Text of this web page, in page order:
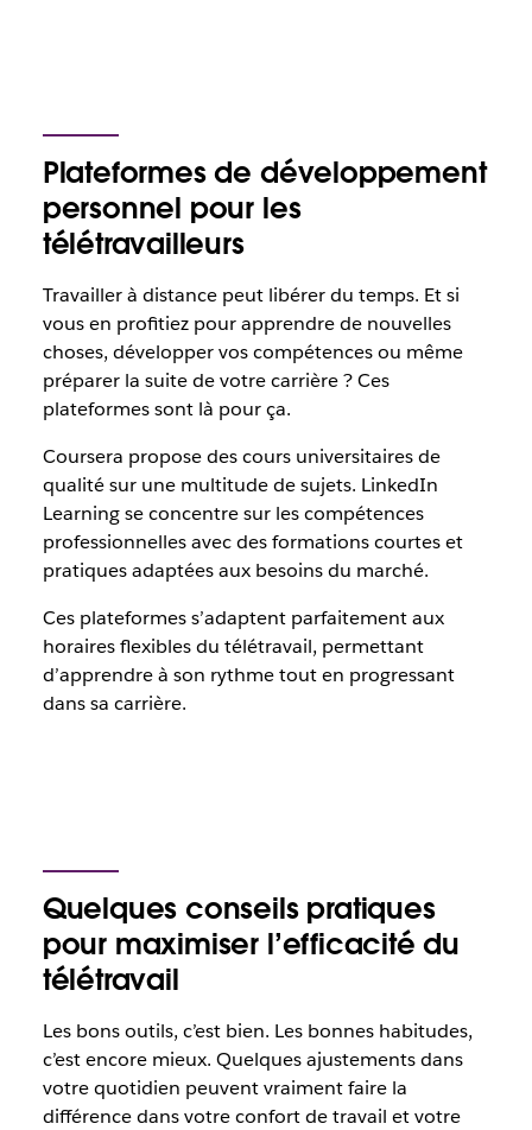
Plateformes de développement
personnel pour les
télétravailleurs
Travailler à distance peut libérer du temps. Et si
vous en profitiez pour apprendre de nouvelles
choses, développer vos compétences ou même
préparer la suite de votre carrière ? Ces
plateformes sont là pour ça.
Coursera propose des cours universitaires de
qualité sur une multitude de sujets. LinkedIn
Learning se concentre sur les compétences
professionnelles avec des formations courtes et
pratiques adaptées aux besoins du marché.
Ces plateformes s’adaptent parfaitement aux
horaires flexibles du télétravail, permettant
d’apprendre à son rythme tout en progressant
dans sa carrière.
Quelques conseils pratiques
pour maximiser l’efficacité du
télétravail
Les bons outils, c’est bien. Les bonnes habitudes,
c’est encore mieux. Quelques ajustements dans
votre quotidien peuvent vraiment faire la
différence dans votre confort de travail et votre